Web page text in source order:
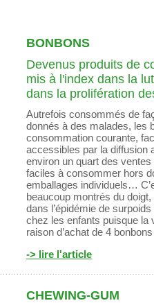
BONBONS
Devenus produits de
mis à l'index dans la
dans la prolifération
Autrefois consommés de
donnés à des malades, les
consommation courante,
accessibles par la diffusion
environ un quart des
faciles à consommer hors
emballages individuels…
beaucoup montrés du
dans l’épidémie de
chez les enfants puisque la
raison d’achat de 4
-> lire l'article
CHEWING-GUM